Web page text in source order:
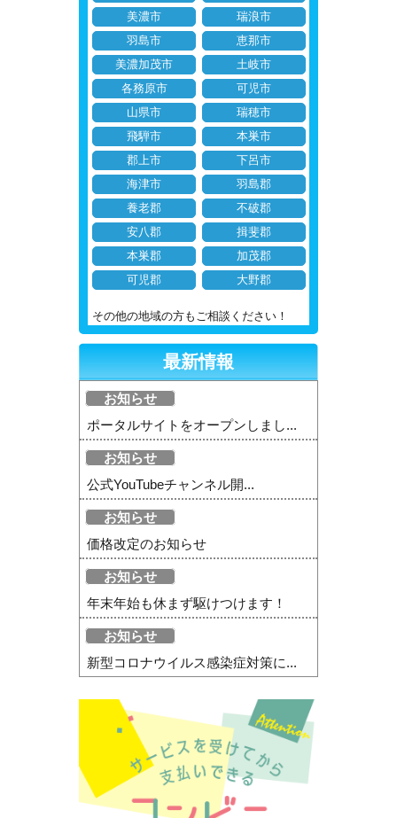
美濃市
瑞浪市
羽島市
恵那市
美濃加茂市
土岐市
各務原市
可児市
山県市
瑞穂市
飛騨市
本巣市
郡上市
下呂市
海津市
羽島郡
養老郡
不破郡
安八郡
揖斐郡
本巣郡
加茂郡
可児郡
大野郡
その他の地域の方もご相談ください！
最新情報
お知らせ
ポータルサイトをオープンしまし...
お知らせ
公式YouTubeチャンネル開...
お知らせ
価格改定のお知らせ
お知らせ
年末年始も休まず駆けつけます！
お知らせ
新型コロナウイルス感染症対策に...